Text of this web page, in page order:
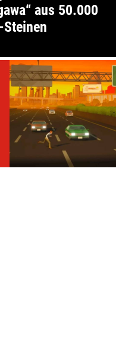
aus 50.000
Steinen